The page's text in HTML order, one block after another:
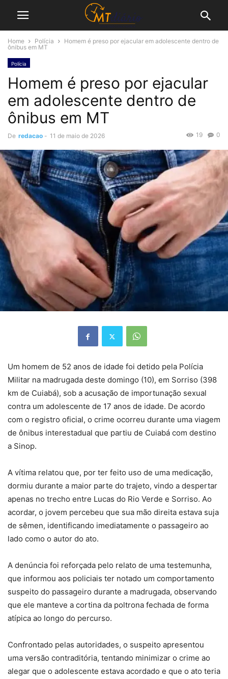
Home Polícia
Homem é preso por ejacular em adolescente dentro de
ônibus em MT
Polícia
Homem é preso por ejacular
em adolescente dentro de
ônibus em MT
De redacao - 11 de maio de 2026 0
19
Um homem de 52 anos de idade foi detido pela Polícia
Militar na madrugada deste domingo (10), em Sorriso (398
km de Cuiabá), sob a acusação de importunação sexual
contra um adolescente de 17 anos de idade. De acordo
com o registro oficial, o crime ocorreu durante uma viagem
de ônibus interestadual que partiu de Cuiabá com destino
a Sinop.
A vítima relatou que, por ter feito uso de uma medicação,
dormiu durante a maior parte do trajeto, vindo a despertar
apenas no trecho entre Lucas do Rio Verde e Sorriso. Ao
acordar, o jovem percebeu que sua mão direita estava suja
de sêmen, identificando imediatamente o passageiro ao
lado como o autor do ato.
A denúncia foi reforçada pelo relato de uma testemunha,
que informou aos policiais ter notado um comportamento
suspeito do passageiro durante a madrugada, observando
que ele manteve a cortina da poltrona fechada de forma
atípica ao longo do percurso.
Confrontado pelas autoridades, o suspeito apresentou
uma versão contraditória, tentando minimizar o crime ao
alegar que o adolescente estava acordado e que o ato teria